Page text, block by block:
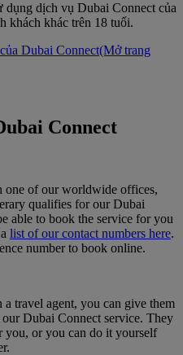
dịch vụ Dubai Connect của
khách khác trên 18 tuổi.
Dubai Connect(Mở trang
Connect
of our worldwide offices,
qualifies for our Dubai
able to book the service for you
list of our contact numbers here.
number to book online.
travel agent, you can give them
Dubai Connect service. They
you, or you can do it yourself